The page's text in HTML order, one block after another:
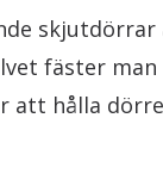
skjutdörrar
fäster
att hålla